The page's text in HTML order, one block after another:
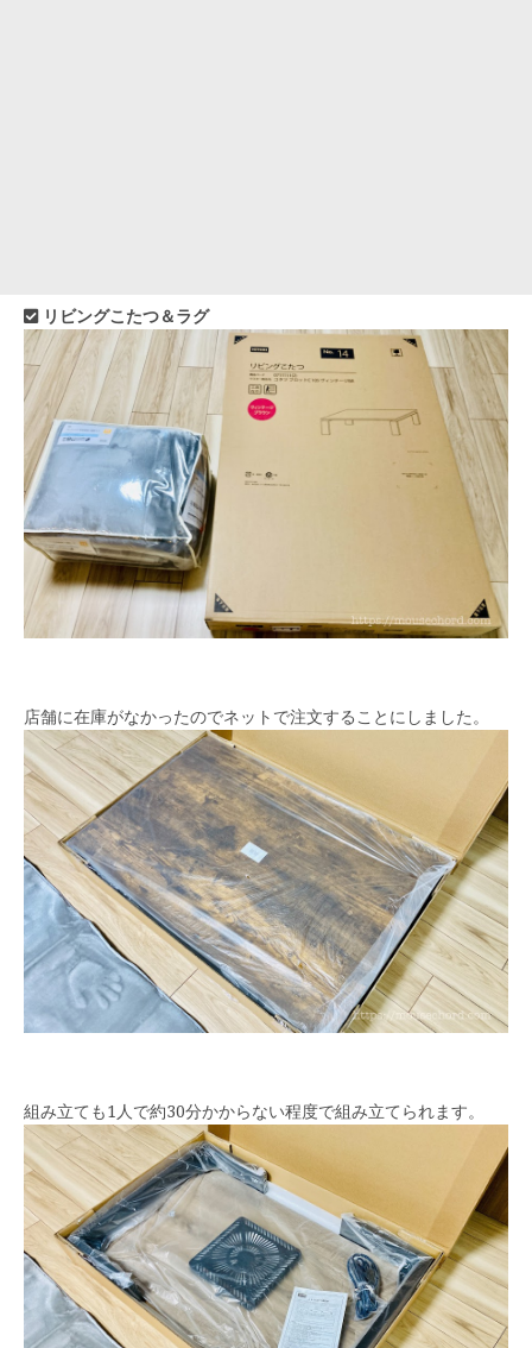
リビングこたつ＆ラグ
店舗に在庫がなかったのでネットで注文することにしました。
組み立ても1人で約30分かからない程度で組み立てられます。